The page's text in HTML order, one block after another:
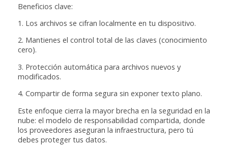
Beneficios clave:
1. Los archivos se cifran localmente en tu dispositivo.
2. Mantienes el control total de las claves (conocimiento
cero).
3. Protección automática para archivos nuevos y
modificados.
4. Compartir de forma segura sin exponer texto plano.
Este enfoque cierra la mayor brecha en la seguridad en la
nube: el modelo de responsabilidad compartida, donde
los proveedores aseguran la infraestructura, pero tú
debes proteger tus datos.